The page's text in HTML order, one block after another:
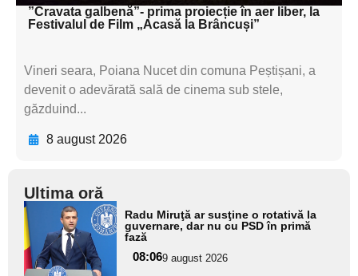
”Cravata galbenă”- prima proiecție în aer liber, la
Festivalul de Film „Acasă la Brâncuși”
Vineri seara, Poiana Nucet din comuna Peștișani, a
devenit o adevărată sală de cinema sub stele,
găzduind...
8 august 2026
Ultima oră
Adaugă
aici textul
pentru
subtitlu
Radu Miruţă ar susţine o rotativă la
guvernare, dar nu cu PSD în primă
fază
08:069 august 2026